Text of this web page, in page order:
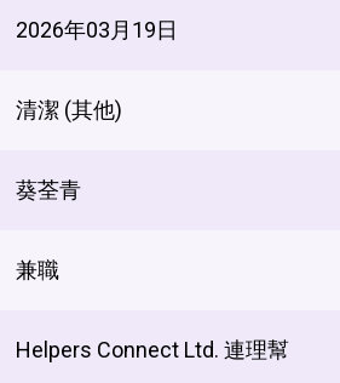
2026年03月19日
清潔 (其他)
葵荃青
兼職
Helpers Connect Ltd. 連理幫